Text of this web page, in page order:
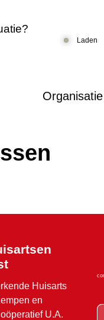
Laden
Organisatie
Huisarts
en
U.A.